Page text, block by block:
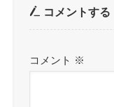
コメントする
コメント ※